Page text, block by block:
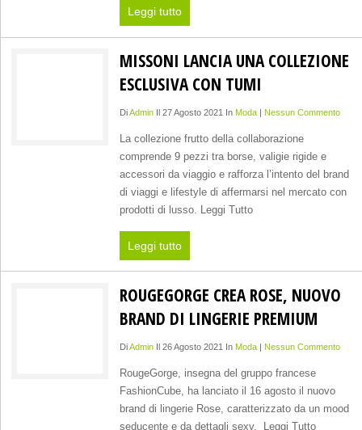
Leggi tutto
MISSONI LANCIA UNA COLLEZIONE
ESCLUSIVA CON TUMI
DiAdminIl 27 Agosto 2021 In Moda| Nessun Commento
La collezione frutto della collaborazione
comprende 9 pezzi tra borse, valigie rigide e
accessori da viaggio e rafforza l’intento del brand
di viaggi e lifestyle di affermarsi nel mercato con
prodotti di lusso. Leggi Tutto
Leggi tutto
ROUGEGORGE CREA ROSE, NUOVO
BRAND DI LINGERIE PREMIUM
DiAdminIl 26 Agosto 2021 In Moda| Nessun Commento
RougeGorge, insegna del gruppo francese
FashionCube, ha lanciato il 16 agosto il nuovo
brand di lingerie Rose, caratterizzato da un mood
seducente e da dettagli sexy. Leggi Tutto